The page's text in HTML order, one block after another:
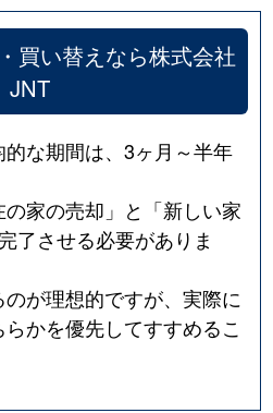
買い替えなら株式会社
JNT
な期間は、3ヶ月～半年
家の売却」と「新しい家
了させる必要がありま
が理想的ですが、実際に
かを優先してすすめるこ